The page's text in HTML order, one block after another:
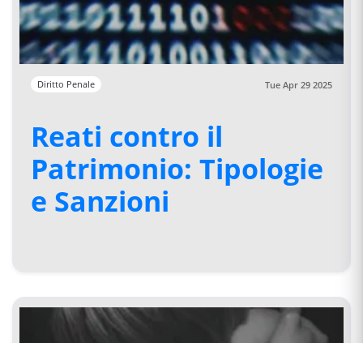
Diritto Penale Tue Apr 29 2025
Reati contro il
Patrimonio: Tipologie
e Sanzioni